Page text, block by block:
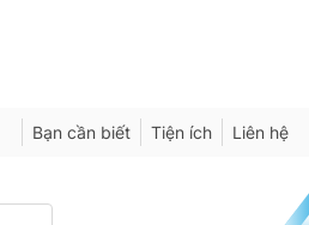
Bạn cần biết Tiện ích Liên hệ